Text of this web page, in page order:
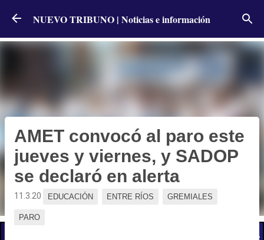
Ir al contenido principal
NUEVO TRIBUNO | Noticias e información
AMET convocó al paro este
jueves y viernes, y SADOP
se declaró en alerta
11.3.20 EDUCACIÓN ENTRE RÍOS GREMIALES
PARO